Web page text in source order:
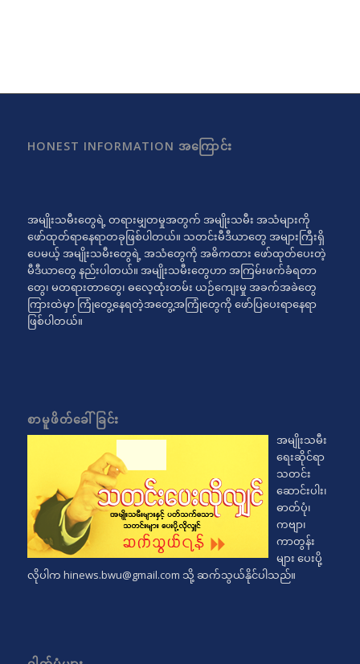
HONEST INFORMATION အကြောင်း
အမျိုးသမီးတွေရဲ့ တရားမျှတမှုအတွက် အမျိုးသမီး အသံများကို
ဖော်ထုတ်ရာနေရာတခုဖြစ်ပါတယ်။ သတင်းမီဒီယာတွေ အများကြီးရှိ
ပေမယ့် အမျိုးသမီးတွေရဲ့ အသံတွေကို အဓိကထား ဖော်ထုတ်ပေးတဲ့
မီဒီယာတွေ နည်းပါတယ်။ အမျိုးသမီးတွေဟာ အကြမ်းဖက်ခံရတာ
တွေ၊ မတရားတာတွေ၊ ဓလေ့ထုံးတမ်း ယဉ်ကျေးမှု အခက်အခဲတွေ
ကြားထဲမှာ ကြုံတွေ့နေရတဲ့အတွေ့အကြုံတွေကို ဖော်ပြပေးရာနေရာ
ဖြစ်ပါတယ်။
စာမူဖိတ်ခေါ်ခြင်း
အမျိုးသမီး
ရေးဆိုင်ရာ
သတင်း
ဆောင်းပါး၊
ဓာတ်ပုံ၊
ကဗျာ၊
ကာတွန်း
များ ပေးပို့
လိုပါက hinews.bwu@gmail.com သို့ ဆက်သွယ်နိုင်ပါသည်။